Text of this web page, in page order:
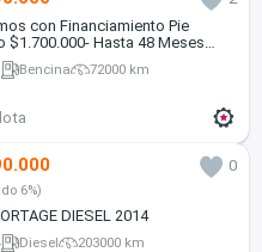
con Financiamiento Pie
$1.700.000- Hasta 48 Meses
Bencina 72000 km
0
6%)
DIESEL 2014
Diesel 203000 km